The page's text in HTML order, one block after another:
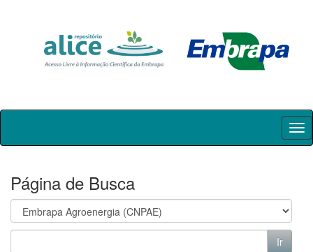
Skip
Página de Busca